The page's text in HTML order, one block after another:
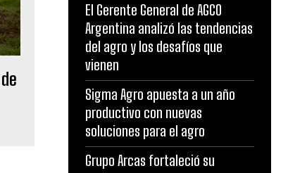
El Gerente General de AGCO
Argentina analizó las tendencias
del agro y los desafíos que
vienen
Sigma Agro apuesta a un año
productivo con nuevas
soluciones para el agro
Grupo Arcas fortaleció su